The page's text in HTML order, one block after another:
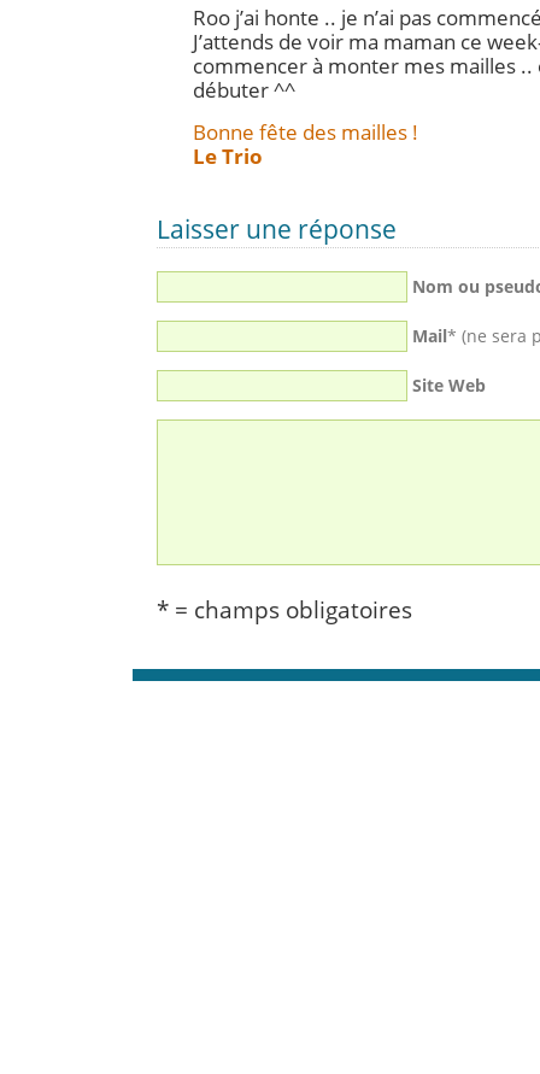
Roo j’ai honte .. je n’ai pas
J’attends de voir ma maman ce
commencer à monter mes mailles ..
débuter ^^
Bonne fête des mailles !
Le Trio
Laisser une réponse
Nom ou
Mail* (ne sera
Site Web
* = champs obligatoires